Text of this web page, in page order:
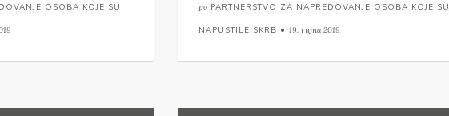
OSOBA KOJE SU po PARTNERSTVO ZA NAPREDOVANJE OSOBA KOJE SU
NAPUSTILE SKRB • 19. rujna 2019